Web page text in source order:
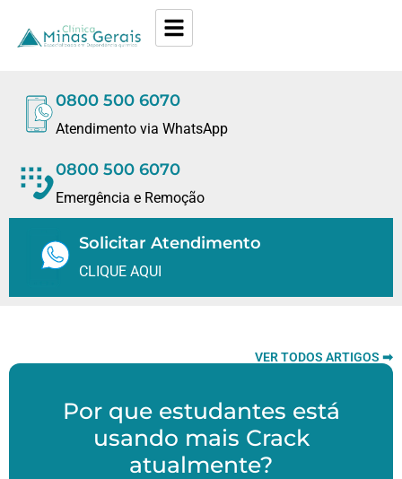
0800 500 6070
Atendimento via WhatsApp
0800 500 6070
Emergência e Remoção
Solicitar Atendimento
CLIQUE AQUI
VER TODOS ARTIGOS ➡
Por que estudantes está
usando mais Crack
atualmente?